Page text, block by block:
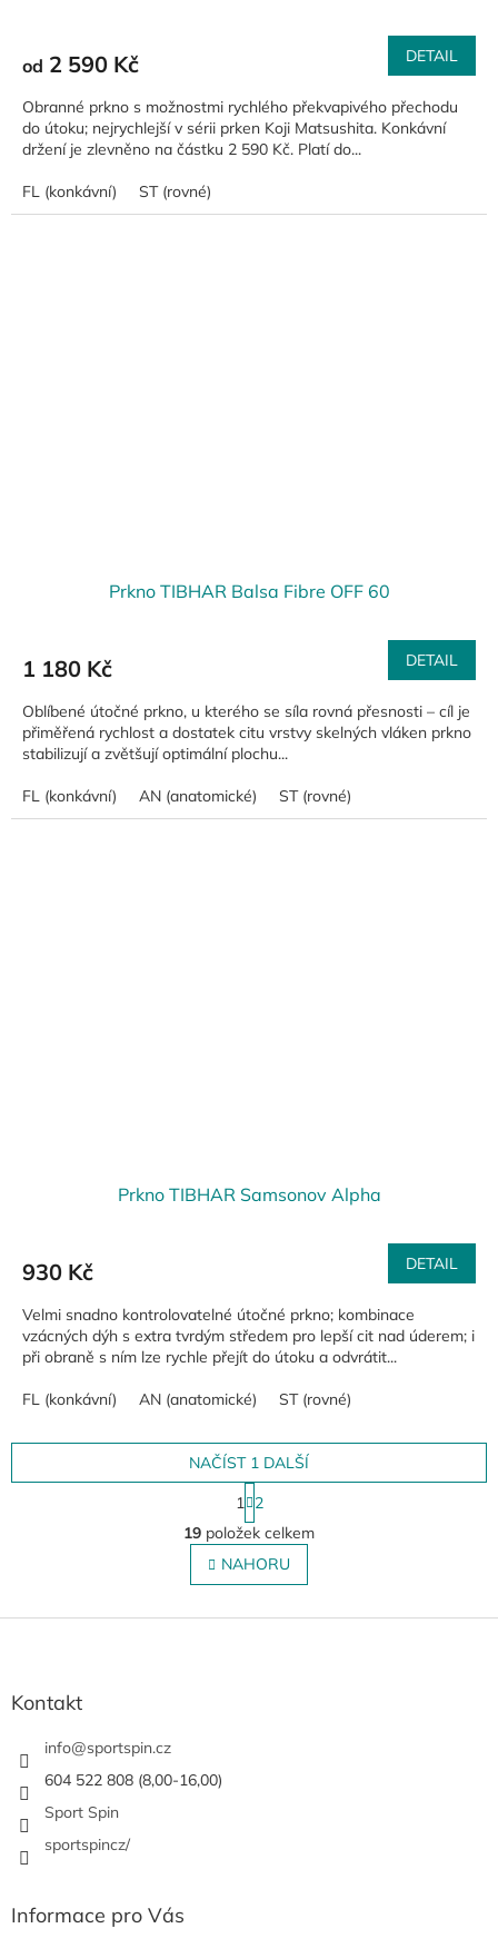
od 2 590 Kč DETAIL
Obranné prkno s možnostmi rychlého překvapivého přechodu
do útoku; nejrychlejší v sérii prken Koji Matsushita. Konkávní
držení je zlevněno na částku 2 590 Kč. Platí do...
FL (konkávní) ST (rovné)
Prkno TIBHAR Balsa Fibre OFF 60
1 180 Kč DETAIL
Oblíbené útočné prkno, u kterého se síla rovná přesnosti – cíl je
přiměřená rychlost a dostatek citu vrstvy skelných vláken prkno
stabilizují a zvětšují optimální plochu...
FL (konkávní) AN (anatomické) ST (rovné)
Prkno TIBHAR Samsonov Alpha
930 Kč DETAIL
Velmi snadno kontrolovatelné útočné prkno; kombinace
vzácných dýh s extra tvrdým středem pro lepší cit nad úderem; i
při obraně s ním lze rychle přejít do útoku a odvrátit...
FL (konkávní) AN (anatomické) ST (rovné)
O
v
l
á
NAČÍST 1 DALŠÍ
S
t
r
á
n
k
v
1 2
19 položek celkem
NAHORU
Kontakt
info@sportspin.cz
604 522 808 (8,00-16,00)
Sport Spin
sportspincz/
Informace pro Vás